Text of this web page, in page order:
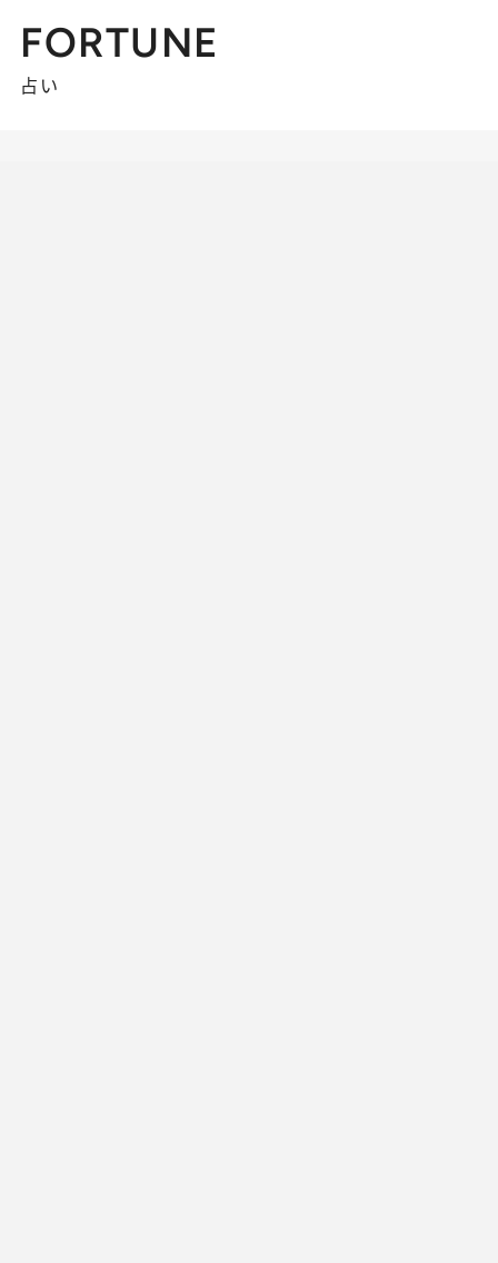
FORTUNE
占い